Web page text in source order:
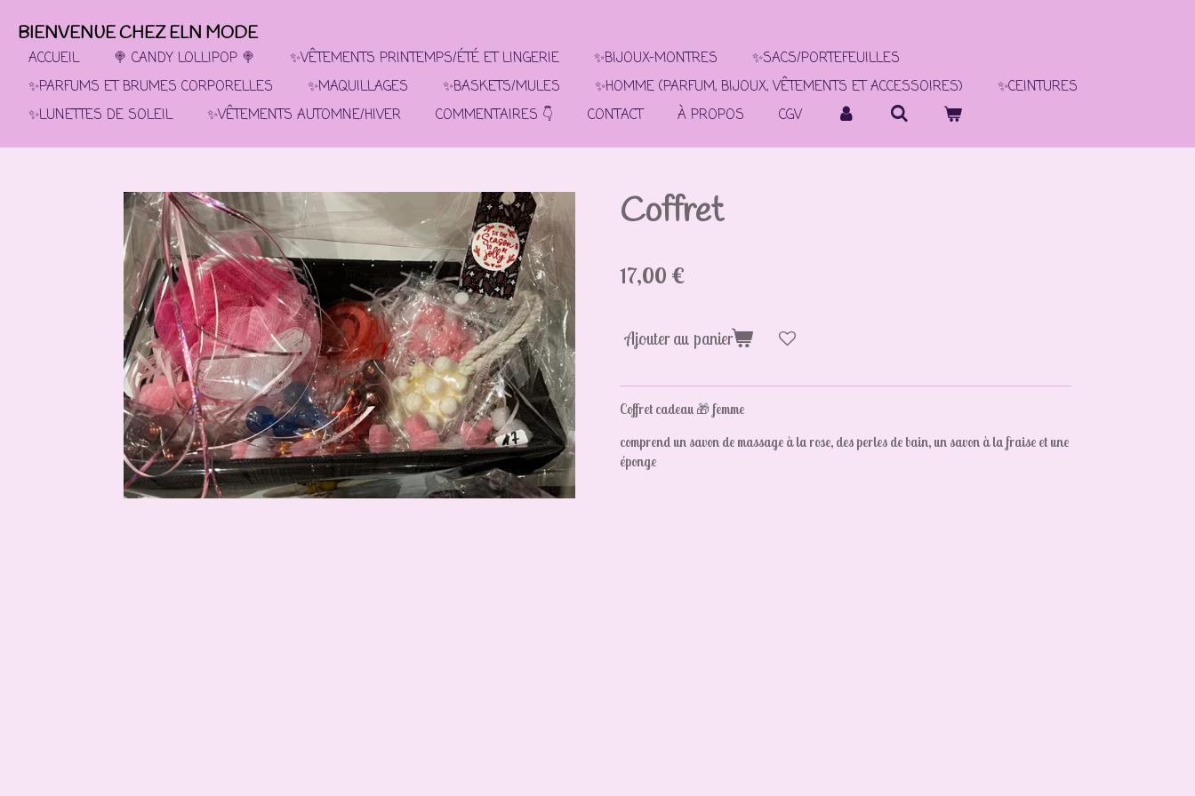
au
contenu
principal
BIENVENUE CHEZ ELN MODE
ACCUEIL 🍭 CANDY LOLLIPOP 🍭 ✨VÊTEMENTS PRINTEMPS/ÉTÉ ET LINGERIE ✨BIJOUX-MONTRES
✨SACS/PORTEFEUILLES
✨PARFUMS ET BRUMES CORPORELLES
✨MAQUILLAGES ✨BASKETS/MULES ✨HOMME (PARFUM, BIJOUX, VÊTEMENTS ET ACCESSOIRES)
✨CEINTURES
✨LUNETTES DE SOLEIL
✨VÊTEMENTS AUTOMNE/HIVER COMMENTAIRES 👇 CONTACT À PROPOS CGV
Coffret
17,00 €
Ajouter au panier
Coffret cadeau 🎁 femme
comprend un savon de massage à la rose, des perles de bain, un savon à la fraise et une
éponge